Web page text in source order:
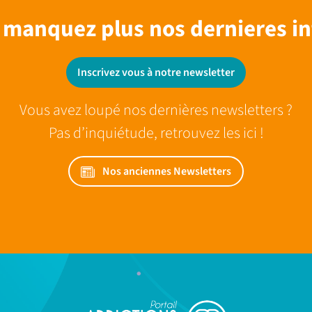
plus nos dernieres
Inscrivez vous à notre newsletter
Vous avez loupé nos dernières newsletters ?
Pas d’inquiétude, retrouvez les ici !
Nos anciennes Newsletters